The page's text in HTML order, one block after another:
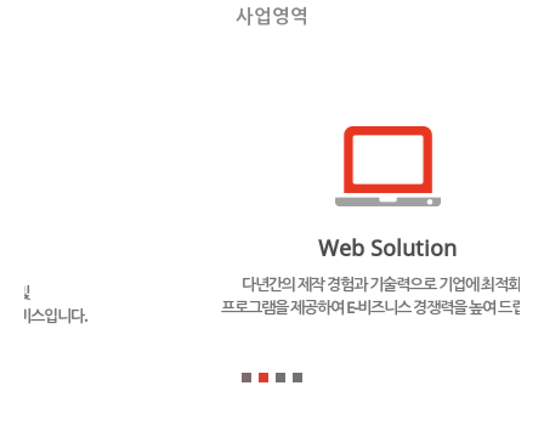
사업영역
Web Solution
다년간의 제작 경험과 기술력으로 기업에 최적화된
프로그램을 제공하여 E-비즈니스 경쟁력을 높여 드립니다.